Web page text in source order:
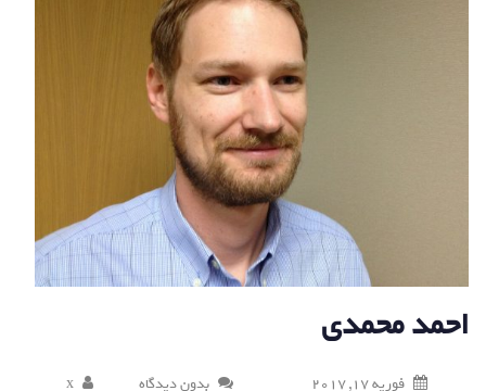
احمد محمدی
فوریه 17, 2017 بدون دیدگاه x